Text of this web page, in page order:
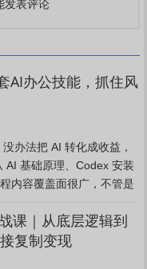
发表评论
AI办公技能，抓住风
办法把 AI 转化成收益，
AI 基础原理、Codex 安装
内容覆盖面很广，不管是
课｜从底层逻辑到
复制变现